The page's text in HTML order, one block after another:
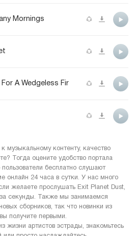
Mornings
A Wedgeless Fir
музыкальному контенту, качество
Тогда оцените удобство портала
бесплатно слушают
онлайн 24 часа в сутки. У нас много
желаете прослушать Exit Planet Dust,
секунды. Также мы занимаемся
сборников, так что новинки из
получите первыми.
жизни артистов эстрады, знакомьтесь